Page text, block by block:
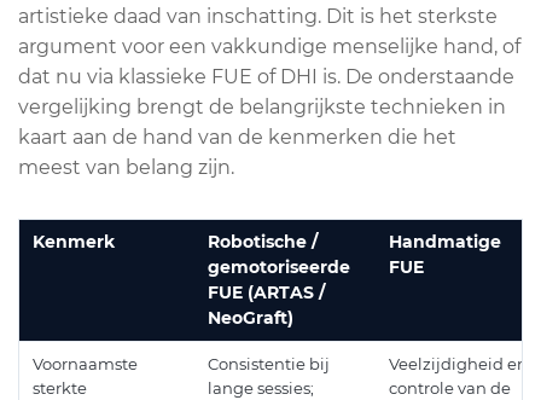
artistieke daad van inschatting. Dit is het sterkste
argument voor een vakkundige menselijke hand, of
dat nu via klassieke FUE of DHI is. De onderstaande
vergelijking brengt de belangrijkste technieken in
kaart aan de hand van de kenmerken die het
meest van belang zijn.
Kenmerk
Robotische /
gemotoriseerde
FUE (ARTAS /
NeoGraft)
Handmatige
FUE
Voornaamste
sterkte
Consistentie bij
lange sessies;
Veelzijdigheid en
controle van de